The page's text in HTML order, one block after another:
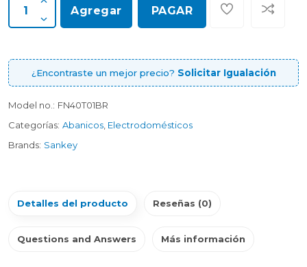
Agregar PAGAR
¿Encontraste un mejor precio? Solicitar Igualación
Model no.: FN40T01BR
Categorías: Abanicos Electrodomésticos
Brands: Sankey
Detalles del producto Reseñas (0)
Questions and Answers Más información